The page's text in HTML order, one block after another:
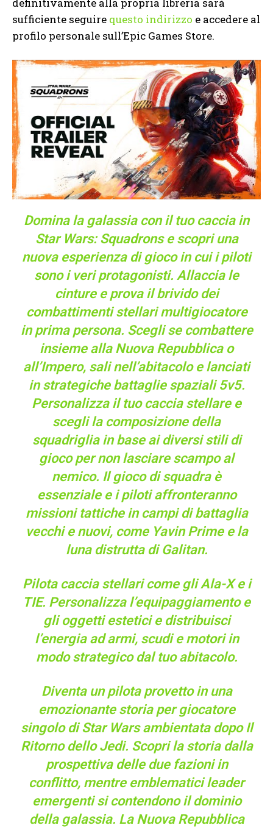
sufficiente seguire questo indirizzo e accedere al
profilo personale sull’Epic Games Store.
Domina la galassia con il tuo caccia in
Star Wars: Squadrons e scopri una
nuova esperienza di gioco in cui i piloti
sono i veri protagonisti. Allaccia le
cinture e prova il brivido dei
combattimenti stellari multigiocatore
in prima persona. Scegli se combattere
insieme alla Nuova Repubblica o
all’Impero, sali nell’abitacolo e lanciati
in strategiche battaglie spaziali 5v5.
Personalizza il tuo caccia stellare e
scegli la composizione della
squadriglia in base ai diversi stili di
gioco per non lasciare scampo al
nemico. Il gioco di squadra è
essenziale e i piloti affronteranno
missioni tattiche in campi di battaglia
vecchi e nuovi, come Yavin Prime e la
luna distrutta di Galitan.
Pilota caccia stellari come gli Ala-X e i
TIE. Personalizza l’equipaggiamento e
gli oggetti estetici e distribuisci
l’energia ad armi, scudi e motori in
modo strategico dal tuo abitacolo.
Diventa un pilota provetto in una
emozionante storia per giocatore
singolo di Star Wars ambientata dopo Il
Ritorno dello Jedi. Scopri la storia dalla
prospettiva delle due fazioni in
conflitto, mentre emblematici leader
emergenti si contendono il dominio
della galassia. La Nuova Repubblica